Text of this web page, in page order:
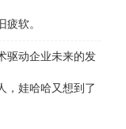
软。
动企业未来的发
，娃哈哈又想到了